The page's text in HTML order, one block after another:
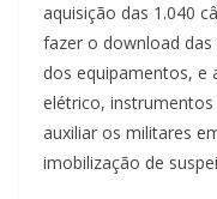
aquisição das 1.040
fazer o download das
dos equipamentos, e
elétrico,
auxiliar os militares
imobilização de